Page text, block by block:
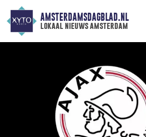
AMSTERDAMSDAGBLAD.NL
lokaal nieuws amsterdam